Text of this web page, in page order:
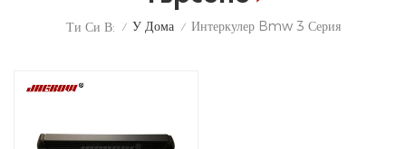
Ти Си В: / У Дома / Интеркулер Bmw 3 Серия